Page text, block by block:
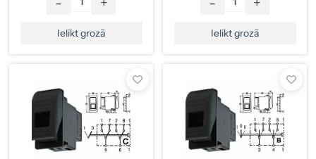
Ielikt grozā Ielikt grozā